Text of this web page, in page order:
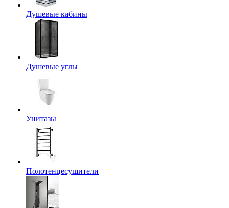
Душевые кабины
Душевые углы
Унитазы
Полотенцесушители